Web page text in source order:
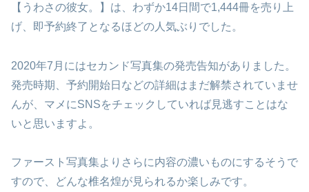
【うわさの彼女。】は、わずか14日間で1,444冊を売り上
げ、即予約終了となるほどの人気ぶりでした。
2020年7月にはセカンド写真集の発売告知がありました。
発売時期、予約開始日などの詳細はまだ解禁されていませ
んが、マメにSNSをチェックしていれば見逃すことはな
いと思いますよ。
ファースト写真集よりさらに内容の濃いものにするそうで
すので、どんな椎名煌が見られるか楽しみです。